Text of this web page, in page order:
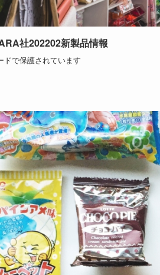
社202202新製品情報
ドで保護されています